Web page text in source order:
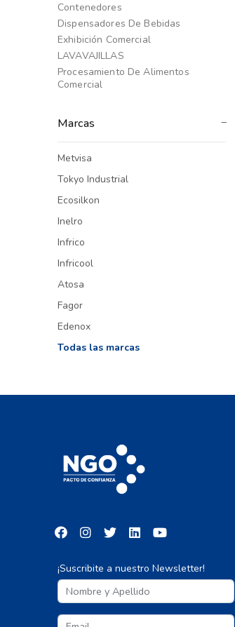
Contenedores
Dispensadores De Bebidas
Exhibición Comercial
LAVAVAJILLAS
Procesamiento De Alimentos
Comercial
Marcas
Metvisa
Tokyo Industrial
Ecosilkon
Inelro
Infrico
Infricool
Atosa
Fagor
Edenox
Todas las marcas
¡Suscribite a nuestro Newsletter!